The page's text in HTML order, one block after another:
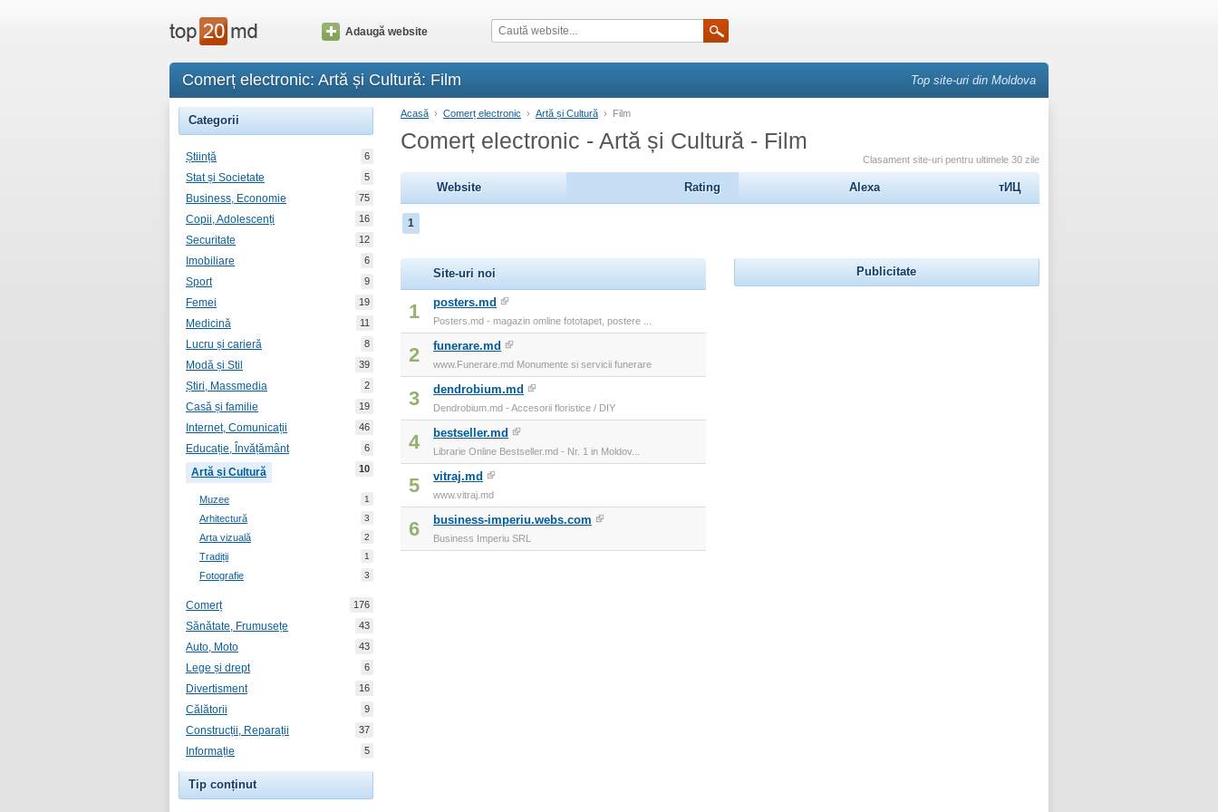
Adaugă website
Comerț electronic: Artă și Cultură: Film Top site-uri din Moldova
Categorii
Știință 6
Stat și Societate 5
Business, Economie 75
Copii, Adolescenți 16
Securitate 12
Imobiliare 6
Sport 9
Femei 19
Medicină 11
Lucru și carieră 8
Modă și Stil 39
Știri, Massmedia 2
Casă și familie 19
Internet, Comunicații 46
Educație, Învățământ 6
Artă și Cultură 10
Muzee 1
Arhitectură 3
Arta vizuală 2
Tradiții 1
Fotografie 3
Comerț 176
Sănătate, Frumusețe 43
Auto, Moto 43
Lege și drept 6
Divertisment 16
Călătorii 9
Construcții, Reparații 37
Informație 5
Tip conținut
Acasă › Comerț electronic › Artă și Cultură › Film
Comerț electronic - Artă și Cultură - Film
Clasament site-uri pentru ultimele 30 zile
Website Rating Alexa тИЦ
1
Site-uri noi
1 posters.md
Posters.md - magazin omline fototapet, postere ...
2 funerare.md
www.Funerare.md Monumente si servicii funerare
3 dendrobium.md
Dendrobium.md - Accesorii floristice / DIY
4 bestseller.md
Librarie Online Bestseller.md - Nr. 1 in Moldov...
5 vitraj.md
www.vitraj.md
6 business-imperiu.webs.com
Business Imperiu SRL
Publicitate